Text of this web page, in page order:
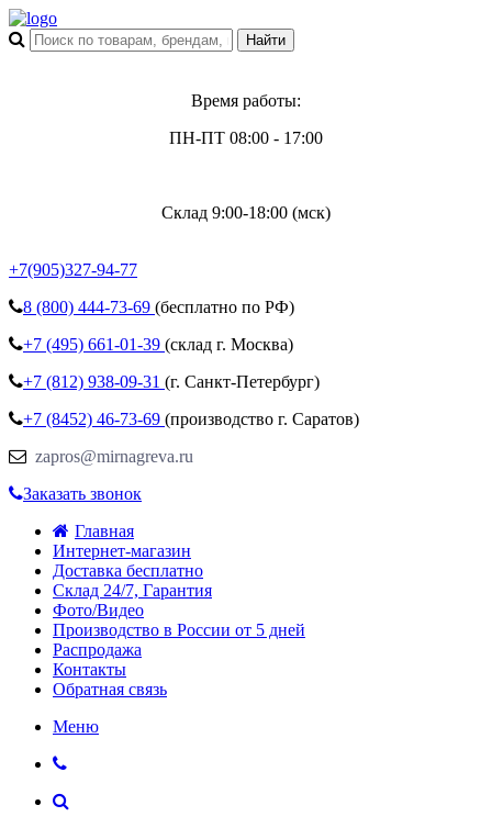
Время работы:
ПН-ПТ 08:00 - 17:00
Склад 9:00-18:00 (мск)
+7(905)327-94-77
8 (800) 444-73-69 (бесплатно по РФ)
+7 (495) 661-01-39 (склад г. Москва)
+7 (812) 938-09-31 (г. Санкт-Петербург)
+7 (8452) 46-73-69 (производство г. Саратов)
zapros@mirnagreva.ru
Заказать звонок
Главная
Интернет-магазин
Доставка бесплатно
Склад 24/7, Гарантия
Фото/Видео
Производство в России от 5 дней
Распродажа
Контакты
Обратная связь
Меню